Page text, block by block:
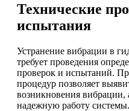
Технические
испытания
Устранение вибрации в
требует проведения
проверок и испытаний.
процедур позволяет
возникновения вибрации,
надежную работу системы.